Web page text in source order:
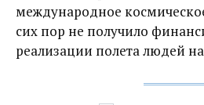
международное
сих пор не получило
реализации полета людей